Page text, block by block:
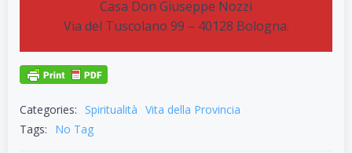
Casa Don Giuseppe Nozzi
Via del Tuscolano 99 – 40128 Bologna.
Categories: Spiritualità Vita della Provincia
Tags:
No Tag